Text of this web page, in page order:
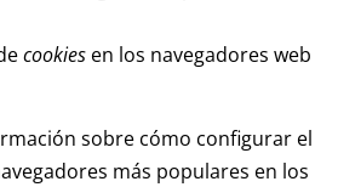
cookies en los navegadores web
sobre cómo configurar el
más populares en los